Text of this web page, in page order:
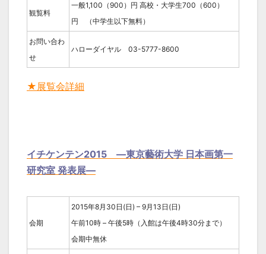
観覧料
一般1,100（900）円 高校・大学生700（600）
円 （中学生以下無料）
お問い合わ
せ
ハローダイヤル 03-5777-8600
★展覧会詳細
イチケンテン2015 ―東京藝術大学 日本画第一
研究室 発表展―
会期
2015年8月30日(日) – 9月13日(日)
午前10時 – 午後5時（入館は午後4時30分まで）
会期中無休